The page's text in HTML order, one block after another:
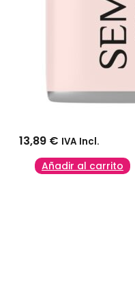
13,89 € IVA Incl.
Añadir al carrito